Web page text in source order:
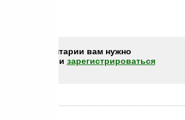
комментарии вам нужно
или зарегистрироваться